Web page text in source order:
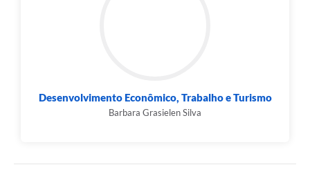
Desenvolvimento Econômico, Trabalho e Turismo
Barbara Grasielen Silva